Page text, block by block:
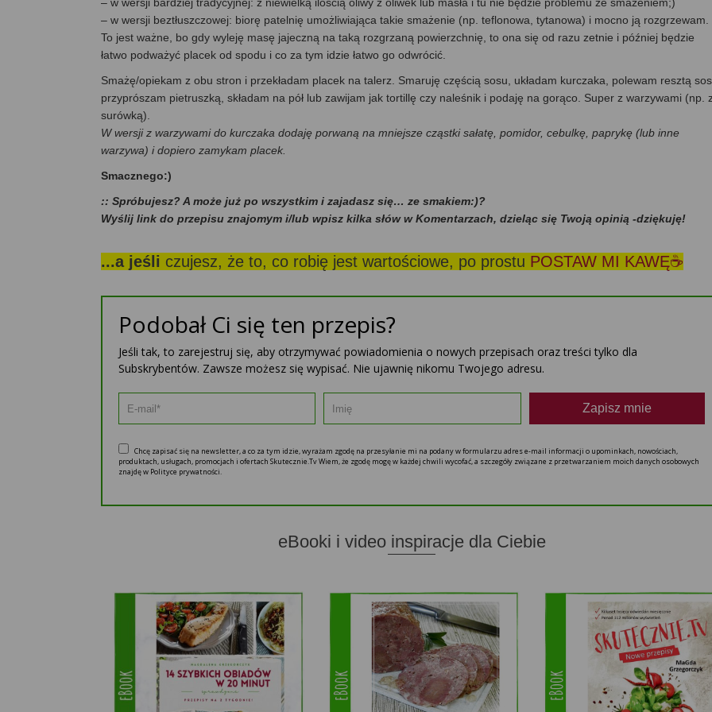
– w wersji beztłuszczowej: biorę patelnię umożliwiająca takie smażenie (np. teflonowa, tytanowa) i mocno ją rozgrzewam.
To jest ważne, bo gdy wyleję masę jajeczną na taką rozgrzaną powierzchnię, to ona się od razu zetnie i później będzie
łatwo podważyć placek od spodu i co za tym idzie łatwo go odwrócić.
Smażę/opiekam z obu stron i przekładam placek na talerz. Smaruję częścią sosu, układam kurczaka, polewam resztą
przyprószam pietruszką, składam na pół lub zawijam jak tortillę czy naleśnik i podaję na gorąco. Super z warzywami (np.
surówką).
W wersji z warzywami do kurczaka dodaję porwaną na mniejsze cząstki sałatę, pomidor, cebulkę, paprykę (lub inne
warzywa) i dopiero zamykam placek.
Smacznego:)
:: Spróbujesz? A może już po wszystkim i zajadasz się… ze smakiem:)?
Wyślij link do przepisu znajomym i/lub wpisz kilka słów w Komentarzach, dzieląc się Twoją opinią -dziękuję!
...a jeśli czujesz, że to, co robię jest wartościowe, po prostu POSTAW MI KAWĘ☕
Podobał Ci się ten przepis?
Jeśli tak, to zarejestruj się, aby otrzymywać powiadomienia o nowych przepisach oraz treści tylko dla
Subskrybentów. Zawsze możesz się wypisać. Nie ujawnię nikomu Twojego adresu.
Zapisz mnie
Chcę zapisać się na newsletter, a co za tym idzie, wyrażam zgodę na przesyłanie mi na podany w formularzu adres e-mail informacji o upominkach, nowościach,
produktach, usługach, promocjach i ofertach Skutecznie.Tv Wiem, że zgodę mogę w każdej chwili wycofać, a szczegóły związane z przetwarzaniem moich danych osobowych
znajdę w Polityce prywatności.
eBooki i video inspiracje dla Ciebie